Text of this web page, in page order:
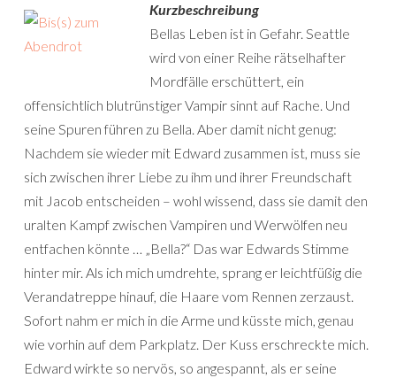
Kurzbeschreibung
Bellas Leben ist in Gefahr. Seattle
wird von einer Reihe rätselhafter
Mordfälle erschüttert, ein
offensichtlich blutrünstiger Vampir sinnt auf Rache. Und
seine Spuren führen zu Bella. Aber damit nicht genug:
Nachdem sie wieder mit Edward zusammen ist, muss sie
sich zwischen ihrer Liebe zu ihm und ihrer Freundschaft
mit Jacob entscheiden – wohl wissend, dass sie damit den
uralten Kampf zwischen Vampiren und Werwölfen neu
entfachen könnte … „Bella?“ Das war Edwards Stimme
hinter mir. Als ich mich umdrehte, sprang er leichtfüßig die
Verandatreppe hinauf, die Haare vom Rennen zerzaust.
Sofort nahm er mich in die Arme und küsste mich, genau
wie vorhin auf dem Parkplatz. Der Kuss erschreckte mich.
Edward wirkte so nervös, so angespannt, als er seine